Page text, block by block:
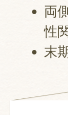
両
性
末